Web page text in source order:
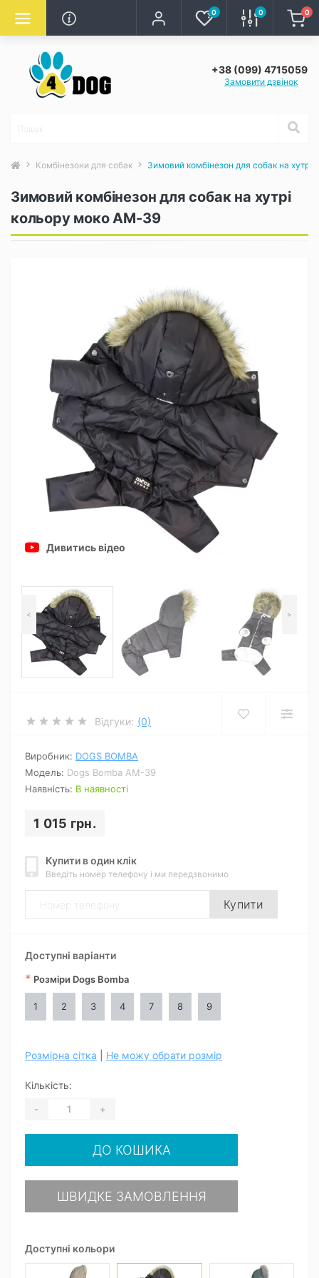
0 0 0
+38 (099) 4715059
Замовити дзвінок
Комбінезони для собак Зимовий комбінезон для собак на хутрі
Зимовий комбінезон для собак на хутрі
кольору моко AM-39
Дивитись відео
< >
Відгуки: (0)
Виробник: DOGS BOMBA
Модель: Dogs Bomba AM-39
Наявність: В наявності
1 015 грн.
Купити в один клік
Введіть номер телефону і ми передзвонимо
Купити
Доступні кольори
Доступні варіанти
* Розміри Dogs Bomba
1 2 3 4 7 8 9
Розмірна сітка Не можу обрати розмір
Кількість:
- +
ДО КОШИКА
ШВИДКЕ ЗАМОВЛЕННЯ